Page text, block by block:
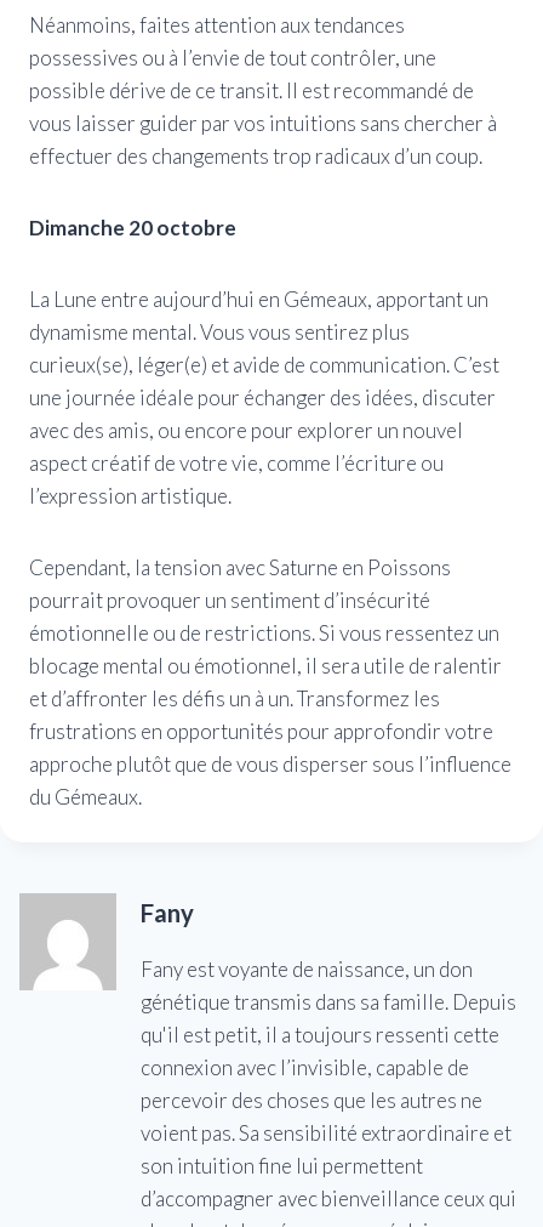
Néanmoins, faites attention aux tendances
possessives ou à l’envie de tout contrôler, une
possible dérive de ce transit. Il est recommandé de
vous laisser guider par vos intuitions sans chercher à
effectuer des changements trop radicaux d’un coup.
Dimanche 20 octobre
La Lune entre aujourd’hui en Gémeaux, apportant un
dynamisme mental. Vous vous sentirez plus
curieux(se), léger(e) et avide de communication. C’est
une journée idéale pour échanger des idées, discuter
avec des amis, ou encore pour explorer un nouvel
aspect créatif de votre vie, comme l’écriture ou
l’expression artistique.
Cependant, la tension avec Saturne en Poissons
pourrait provoquer un sentiment d’insécurité
émotionnelle ou de restrictions. Si vous ressentez un
blocage mental ou émotionnel, il sera utile de ralentir
et d’affronter les défis un à un. Transformez les
frustrations en opportunités pour approfondir votre
approche plutôt que de vous disperser sous l’influence
du Gémeaux.
Fany
Fany est voyante de naissance, un don
génétique transmis dans sa famille. Depuis
qu'il est petit, il a toujours ressenti cette
connexion avec l’invisible, capable de
percevoir des choses que les autres ne
voient pas. Sa sensibilité extraordinaire et
son intuition fine lui permettent
d’accompagner avec bienveillance ceux qui